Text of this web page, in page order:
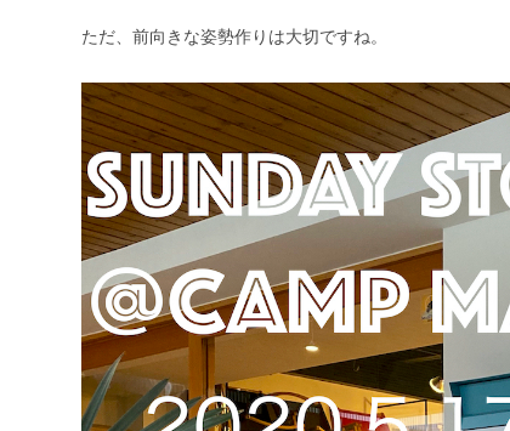
ただ、前向きな姿勢作りは大切ですね。